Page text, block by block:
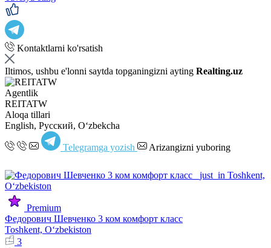
Kontaktlarni ko'rsatish
Iltimos, ushbu e'lonni saytda topganingizni ayting Realting.uz
Agentlik
REITATW
Aloqa tillari
English, Русский, Oʻzbekcha
Telegramga yozish Arizangizni yuboring
Premium
Федорович Шевченко 3 ком комфорт класс
Toshkent, Oʻzbekiston
3